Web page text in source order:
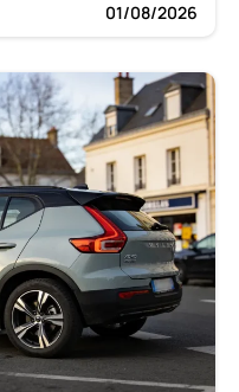
01/08/2026